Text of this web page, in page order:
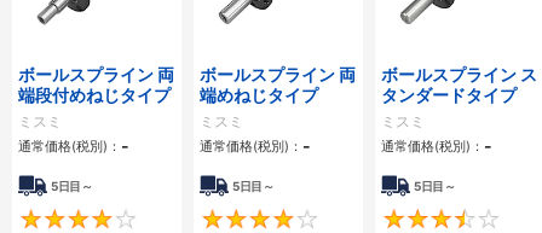
ボールスプライン 両
端段付めねじタイプ
ミスミ
通常価格(税別)： -
5日目～
4
ボールスプライン 両
端めねじタイプ
ミスミ
通常価格(税別)： -
5日目～
4.3
ボールスプライン ス
タンダードタイプ
ミスミ
通常価格(税別)： -
5日目～